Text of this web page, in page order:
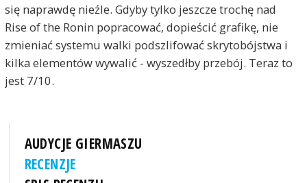
się naprawdę nieźle. Gdyby tylko jeszcze trochę nad
Rise of the Ronin popracować, dopieścić grafikę, nie
zmieniać systemu walki podszlifować skrytobójstwa i
kilka elementów wywalić - wyszedłby przebój. Teraz to
jest 7/10.
AUDYCJE GIERMASZU
RECENZJE